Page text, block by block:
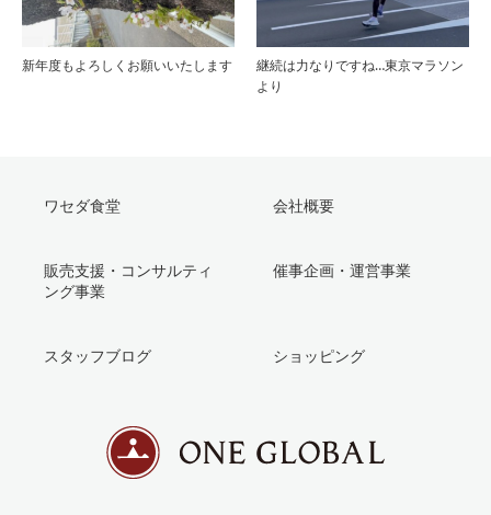
新年度もよろしくお願いいたします
継続は力なりですね…東京マラソン
より
ワセダ食堂 会社概要
販売支援・コンサルティ
ング事業
催事企画・運営事業
スタッフブログ ショッピング